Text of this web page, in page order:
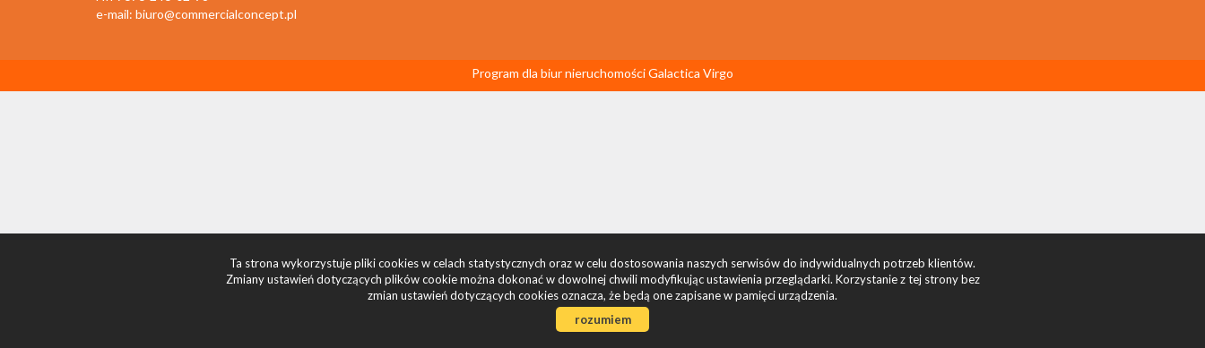
e-mail: biuro@commercialconcept.pl
Program dla biur nieruchomościGalactica Virgo
Ta strona wykorzystuje pliki cookies w celach statystycznych oraz w celu dostosowania naszych serwisów do indywidualnych potrzeb klientów.
Zmiany ustawień dotyczących plików cookie można dokonać w dowolnej chwili modyfikując ustawienia przeglądarki. Korzystanie z tej strony bez
zmian ustawień dotyczących cookies oznacza, że będą one zapisane w pamięci urządzenia.
rozumiem